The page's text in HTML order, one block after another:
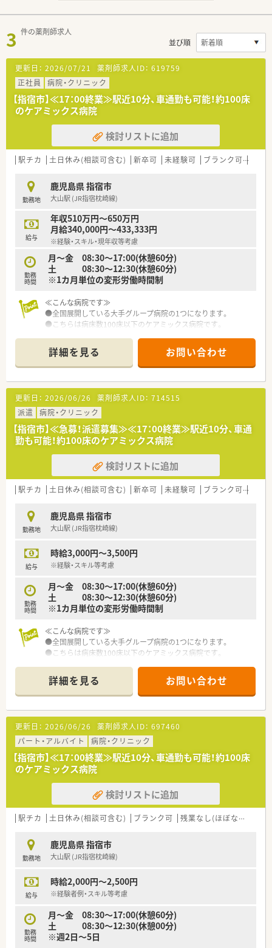
3 件の薬剤師求人
並び順
更新日： 2026/07/21 薬剤師求人ID： 619759
正社員
病院・クリニック
【指宿市】≪17：00終業≫駅近10分、車通勤も可能！約100床
のケアミックス病院
検討リストに追加
駅チカ 土日休み(相談可含む) 新卒可 未経験可 ブランク可
勤務地
鹿児島県 指宿市
大山駅 (JR指宿枕崎線)
給与
年収510万円～650万円
月給340,000円～433,333円
※経験・スキル・現年収等考慮
勤務
時間
月～金 08:30～17:00(休憩60分)
土 08:30～12:30(休憩60分)
※1カ月単位の変形労働時間制
≪こんな病院です≫
●全国展開している大手グループ病院の1つになります。
●こちらは病床数100床以下のケアミックス病院です。
協力しながら業務を行っております。
●各種手当や研修体制など、福利厚生が整っています。
●奨学金制度もございます。
詳細を見る お問い合わせ
更新日： 2026/06/26 薬剤師求人ID： 714515
派遣
病院・クリニック
【指宿市】≪急募！派遣募集≫≪17：00終業≫駅近10分、車通
勤も可能！約100床のケアミックス病院
検討リストに追加
駅チカ 土日休み(相談可含む) 新卒可 未経験可 ブランク可
勤務地
鹿児島県 指宿市
大山駅 (JR指宿枕崎線)
給与
時給3,000円～3,500円
※経験・スキル等考慮
勤務
時間
月～金 08:30～17:00(休憩60分)
土 08:30～12:30(休憩60分)
※1カ月単位の変形労働時間制
≪こんな病院です≫
●全国展開している大手グループ病院の1つになります。
●こちらは病床数100床以下のケアミックス病院です。
協力しながら業務を行っております。
詳細を見る お問い合わせ
更新日： 2026/06/26 薬剤師求人ID： 697460
パート・アルバイト
病院・クリニック
【指宿市】≪17：00終業≫駅近10分、車通勤も可能！約100床
のケアミックス病院
検討リストに追加
駅チカ 土日休み(相談可含む) ブランク可 残業なし(ほぼなし含む)
勤務地
鹿児島県 指宿市
大山駅 (JR指宿枕崎線)
給与
時給2,000円～2,500円
※経験者例・スキル等考慮
勤務
時間
月～金 08:30～17:00(休憩60分)
土 08:30～12:30(休憩00分)
※週2日～5日